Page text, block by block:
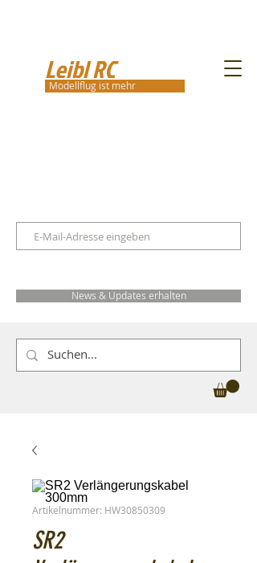
Leibl RC
Modellflug ist mehr
News & Updates erhalten
Artikelnummer: HW30850309
SR2